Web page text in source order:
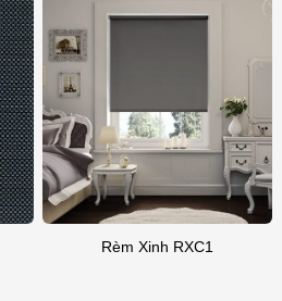
Rèm Xinh RXC1